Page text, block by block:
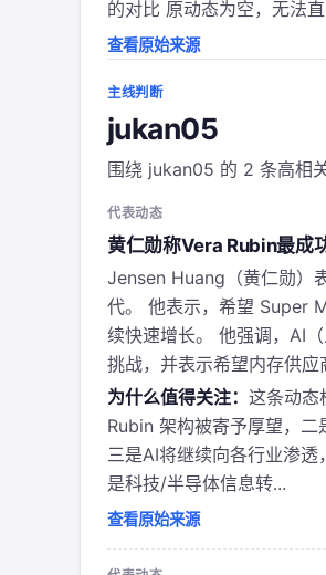
的对比 原动态为空，无法
查看原始来源
主线判断
jukan05
围绕 jukan05 的 2 条高相关
代表动态
黄仁勋称Vera Rubin最成
Jensen Huang（黄仁勋）
代。 他表示，希望 Super
续快速增长。 他强调，AI
挑战，并表示希望内存供应
为什么值得关注： 这条动态
Rubin 架构被寄予厚望，二
三是AI将继续向各行业渗
是科技/半导体信息转...
查看原始来源